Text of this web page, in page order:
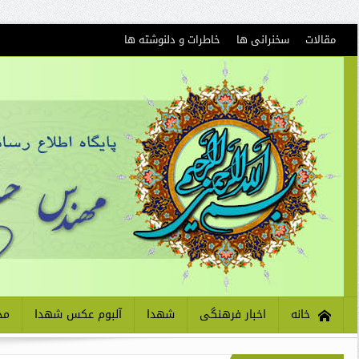
مقالات سخنرانی ها خاطرات و دلنوشته ها
خانه اخبار فرهنگی شهدا آلبوم عکس شهدا